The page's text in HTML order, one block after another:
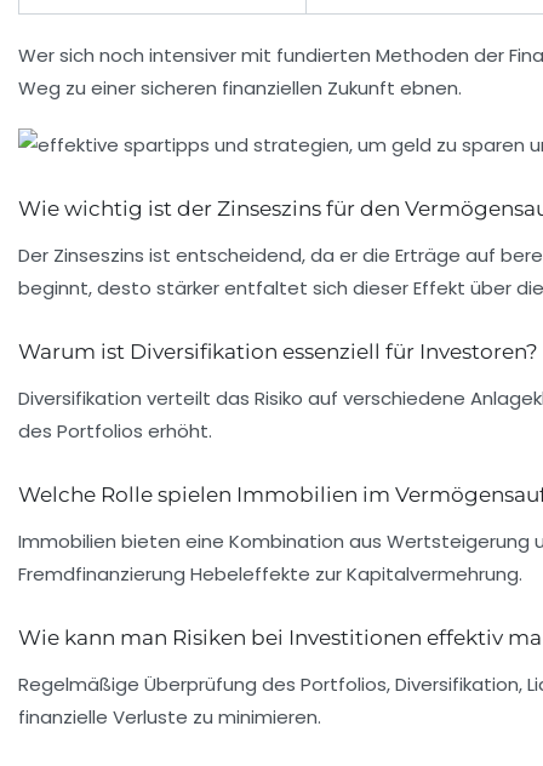
Wer sich noch intensiver mit fundierten Methoden der
Weg zu einer sicheren finanziellen Zukunft ebnen.
Wie wichtig ist der Zinseszins für den
Der Zinseszins ist entscheidend, da er die Erträge auf
beginnt, desto stärker entfaltet sich dieser Effekt über
Warum ist Diversifikation essenziell für Investoren?
Diversifikation verteilt das Risiko auf verschiedene
des Portfolios erhöht.
Welche Rolle spielen Immobilien im
Immobilien bieten eine Kombination aus Wertsteigerung
Fremdfinanzierung Hebeleffekte zur Kapitalvermehrung.
Wie kann man Risiken bei Investitionen effektiv
Regelmäßige Überprüfung des Portfolios, Diversifikation,
finanzielle Verluste zu minimieren.